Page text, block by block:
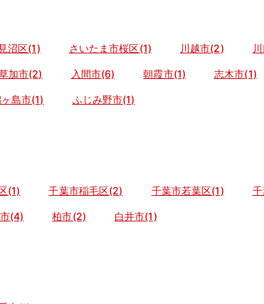
沼区(1) さいたま市桜区(1) 川越市(2)
加市(2) 入間市(6) 朝霞市(1) 志木市(1)
島市(1) ふじみ野市(1)
(1) 千葉市稲毛区(2) 千葉市若葉区(1)
(4) 柏市(2) 白井市(1)